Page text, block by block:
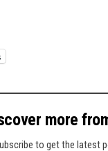
more
to get the latest